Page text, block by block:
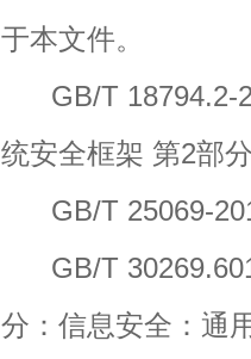
于本文件。
GB/T 18794.2-
统安全框架 第2部
GB/T 25069-
GB/T
分：信息安全：通